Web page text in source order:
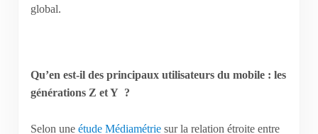
global.
Qu’en est-il des principaux utilisateurs du mobile : les
générations Z et Y ?
Selon une étude Médiamétriesur la relation étroite entre